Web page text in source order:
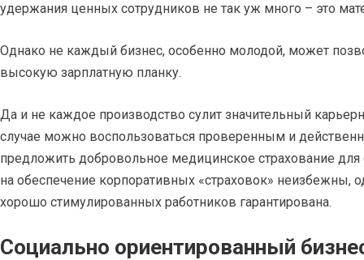
удержания ценных сотрудников не так уж много – это
Однако не каждый бизнес, особенно молодой, может
высокую зарплатную планку.
Да и не каждое производство сулит значительный
случае можно воспользоваться проверенным и
предложить добровольное медицинское страхование для
на обеспечение корпоративных «страховок» неизбежны,
хорошо стимулированных работников гарантирована.
Социально ориентированный